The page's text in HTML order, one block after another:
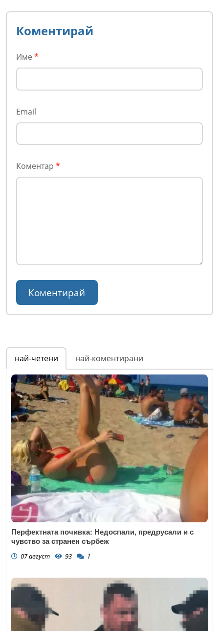
Коментирай
Име *
Email
Коментар *
най-четени най-коментирани
Перфектната почивка: Недоспали, предрусали и с
чувство за странен сърбеж
07 август 93 1